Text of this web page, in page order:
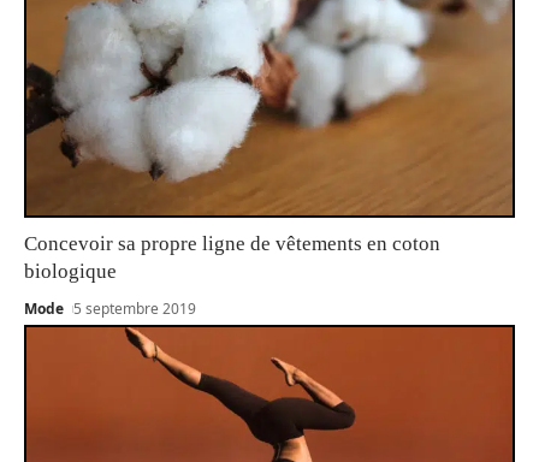
Concevoir sa propre ligne de vêtements en coton
biologique
Mode 5 septembre 2019